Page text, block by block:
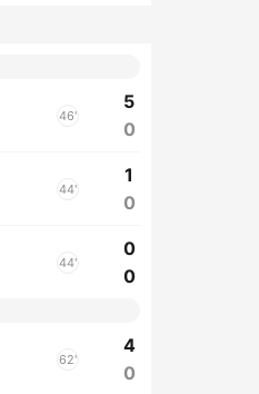
46'
5
0
44'
1
0
44'
0
0
62'
4
0